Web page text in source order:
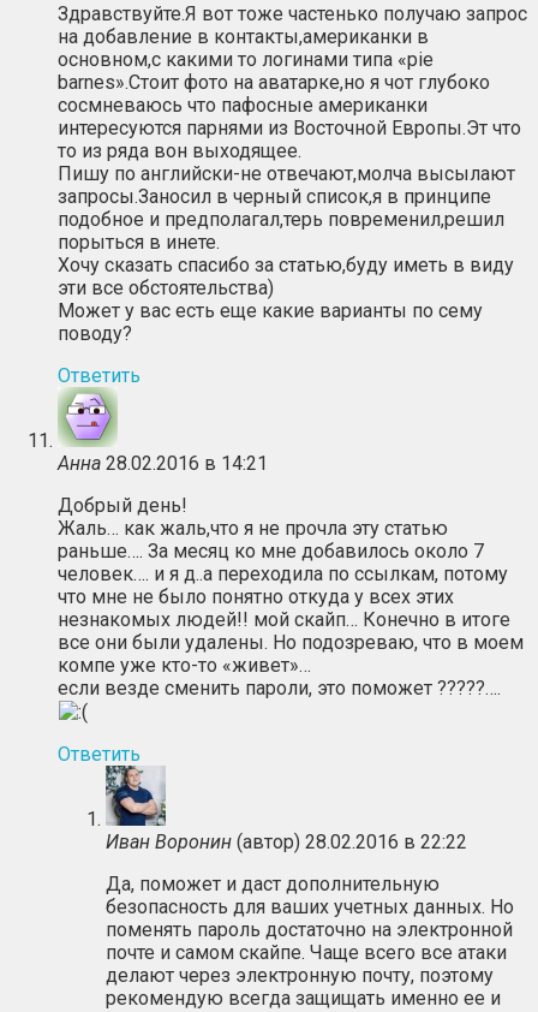
Здравствуйте.Я вот тоже частенько получаю запрос
на добавление в контакты,американки в
основном,с какими то логинами типа «pie
barnes».Стоит фото на аватарке,но я чот глубоко
сосмневаюсь что пафосные американки
интересуются парнями из Восточной Европы.Эт что
то из ряда вон выходящее.
Пишу по английски-не отвечают,молча высылают
запросы.Заносил в черный список,я в принципе
подобное и предполагал,терь повременил,решил
порыться в инете.
Хочу сказать спасибо за статью,буду иметь в виду
эти все обстоятельства)
Может у вас есть еще какие варианты по сему
поводу?
Ответить
Анна 28.02.2016 в 14:21
Добрый день!
Жаль… как жаль,что я не прочла эту статью
раньше…. За месяц ко мне добавилось около 7
человек…. и я д..а переходила по ссылкам, потому
что мне не было понятно откуда у всех этих
незнакомых людей!! мой скайп… Конечно в итоге
все они были удалены. Но подозреваю, что в моем
компе уже кто-то «живет»…
если везде сменить пароли, это поможет ?????….
Ответить
Иван Воронин (автор) 28.02.2016 в 22:22
Да, поможет и даст дополнительную
безопасность для ваших учетных данных. Но
поменять пароль достаточно на электронной
почте и самом скайпе. Чаще всего все атаки
делают через электронную почту, поэтому
рекомендую всегда защищать именно ее и